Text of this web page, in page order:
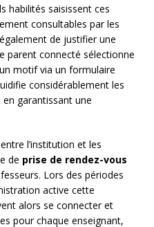
habilités saisissent ces
consultables par les
de justifier une
parent connecté sélectionne
motif via un formulaire
considérablement les
garantissant une
l’institution et les
de prise de rendez-vous
Lors des périodes
active cette
alors se connecter et
pour chaque enseignant,